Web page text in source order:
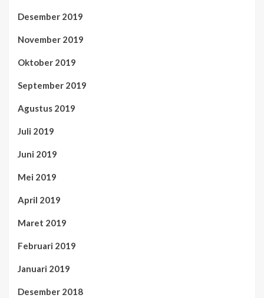
Desember 2019
November 2019
Oktober 2019
September 2019
Agustus 2019
Juli 2019
Juni 2019
Mei 2019
April 2019
Maret 2019
Februari 2019
Januari 2019
Desember 2018